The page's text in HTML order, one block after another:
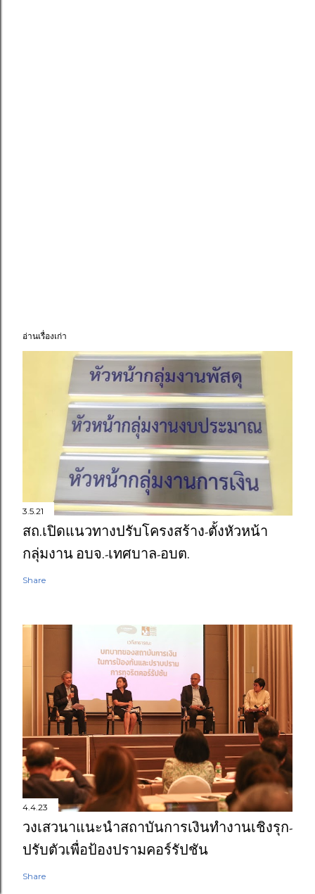
อ่านเรื่องเก่า
3.5.21
สถ.เปิดแนวทางปรับโครงสร้าง-ตั้งหัวหน้า
กลุ่มงาน อบจ.-เทศบาล-อบต.
Share
4.4.23
วงเสวนาแนะนำสถาบันการเงินทำงานเชิงรุก-
ปรับตัวเพื่อป้องปรามคอร์รัปชัน
Share